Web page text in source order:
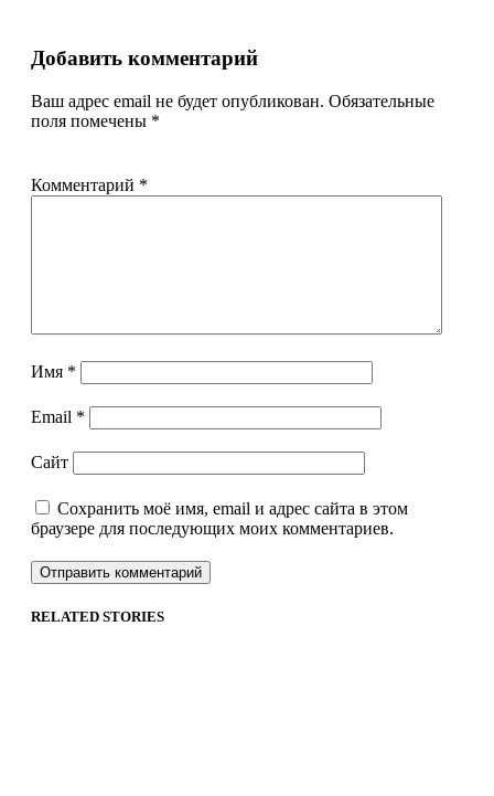
Добавить комментарий
Ваш адрес email не будет опубликован. Обязательные
поля помечены *
Комментарий *
Имя *
Email *
Сайт
Сохранить моё имя, email и адрес сайта в этом
браузере для последующих моих комментариев.
RELATED STORIES